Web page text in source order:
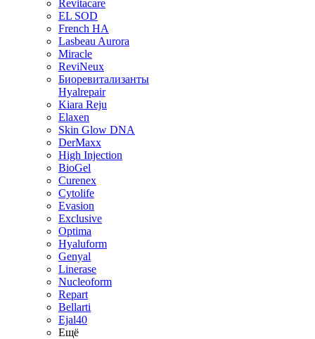
Revitacare
EL SOD
French HA
Lasbeau Aurora
Miracle
ReviNeux
Биоревитализанты
Hyalrepair
Kiara Reju
Elaxen
Skin Glow DNA
DerMaxx
High Injection
BioGel
Curenex
Cytolife
Evasion
Exclusive
Optima
Hyaluform
Genyal
Linerase
Nucleoform
Repart
Bellarti
Ejal40
Ещё